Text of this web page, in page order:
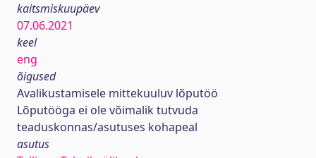
kaitsmiskuupäev
07.06.2021
keel
eng
õigused
Avalikustamisele mittekuuluv lõputöö
Lõputööga ei ole võimalik tutvuda
teaduskonnas/asutuses kohapeal
asutus